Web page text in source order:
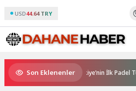
USD44.64 TRY
Son Eklenenler
Sponsorluğunda Türkiye’nin İlk Padel